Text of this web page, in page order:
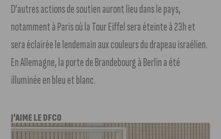
D’autres actions de soutien auront lieu dans le pays,
notamment à Paris où la Tour Eiffel sera éteinte à 23h et
sera éclairée le lendemain aux couleurs du drapeau israélien.
En Allemagne, la porte de Brandebourg à Berlin a été
illuminée en bleu et blanc.
J'AIME LE DFCO